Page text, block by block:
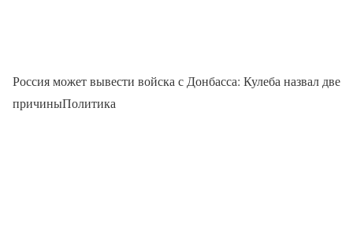
Россия может вывести войска с Донбасса: Кулеба назвал две
причиныПолитика